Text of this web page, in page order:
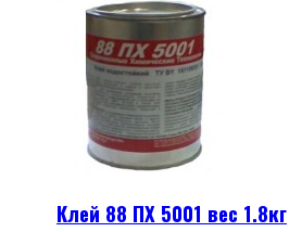
Клей 88 ПХ 5001 вес 1.8кг